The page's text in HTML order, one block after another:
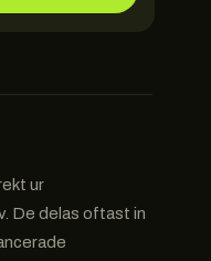
ur
De delas oftast in